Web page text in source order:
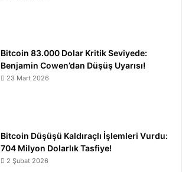
Bitcoin 83.000 Dolar Kritik Seviyede:
Benjamin Cowen’dan Düşüş Uyarısı!
23 Mart 2026
Bitcoin Düşüşü Kaldıraçlı İşlemleri Vurdu:
704 Milyon Dolarlık Tasfiye!
2 Şubat 2026